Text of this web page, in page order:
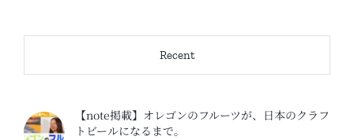
Recent
【note掲載】オレゴンのフルーツが、日本のクラフ
トビールになるまで。